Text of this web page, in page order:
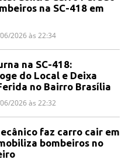
na SC-418 em
2026 às 22:34
na SC-418:
do Local e Deixa
no Bairro Brasília
2026 às 22:32
faz carro cair em
bombeiros no